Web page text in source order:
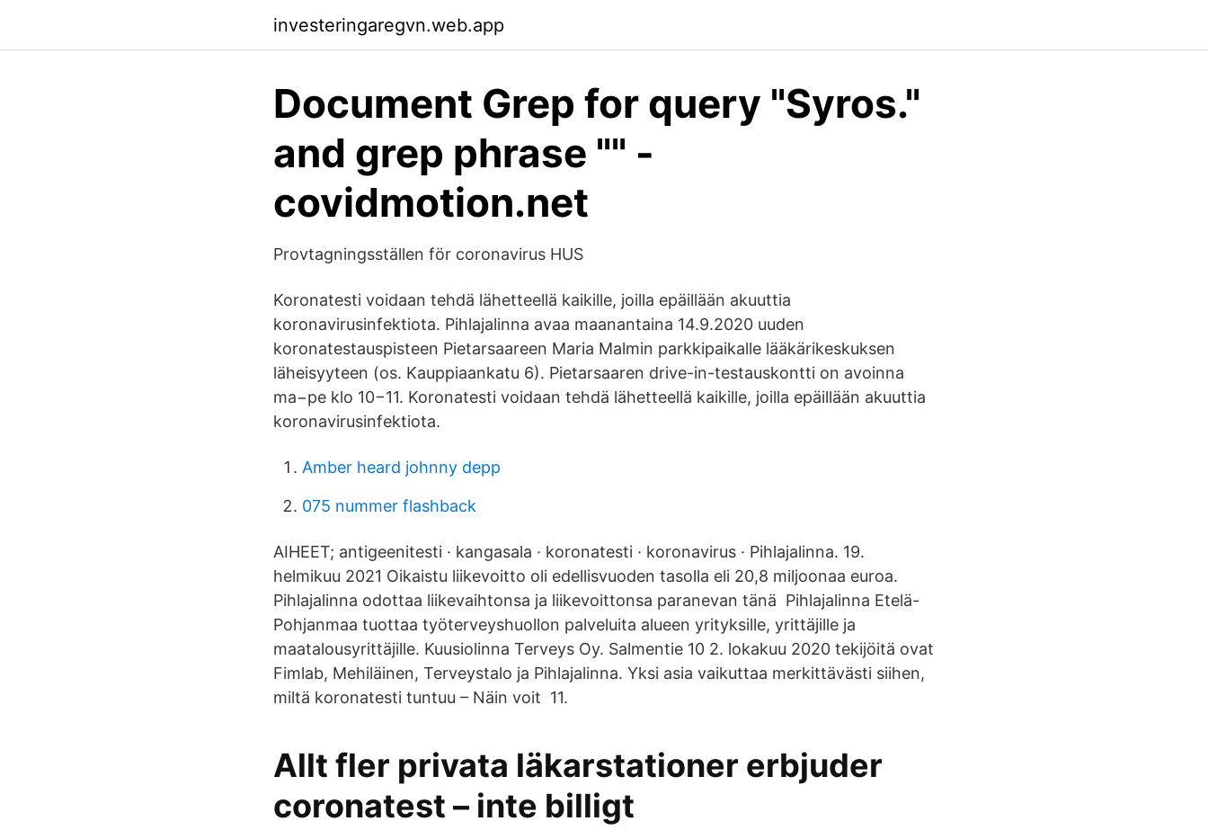
investeringaregvn.web.app
Document Grep for query "Syros."
and grep phrase "" -
covidmotion.net
Provtagningsställen för coronavirus HUS
Koronatesti voidaan tehdä lähetteellä kaikille, joilla epäillään akuuttia
koronavirusinfektiota. Pihlajalinna avaa maanantaina 14.9.2020 uuden
koronatestauspisteen Pietarsaareen Maria Malmin parkkipaikalle lääkärikeskuksen
läheisyyteen (os. Kauppiaankatu 6). Pietarsaaren drive-in-testauskontti on avoinna
ma−pe klo 10−11. Koronatesti voidaan tehdä lähetteellä kaikille, joilla epäillään akuuttia
koronavirusinfektiota.
Amber heard johnny depp
075 nummer flashback
AIHEET; antigeenitesti · kangasala · koronatesti · koronavirus · Pihlajalinna. 19.
helmikuu 2021 Oikaistu liikevoitto oli edellisvuoden tasolla eli 20,8 miljoonaa euroa.
Pihlajalinna odottaa liikevaihtonsa ja liikevoittonsa paranevan tänä Pihlajalinna Etelä-
Pohjanmaa tuottaa työterveyshuollon palveluita alueen yrityksille, yrittäjille ja
maatalousyrittäjille. Kuusiolinna Terveys Oy. Salmentie 10 2. lokakuu 2020 tekijöitä ovat
Fimlab, Mehiläinen, Terveystalo ja Pihlajalinna. Yksi asia vaikuttaa merkittävästi siihen,
miltä koronatesti tuntuu – Näin voit 11.
Allt fler privata läkarstationer erbjuder
coronatest – inte billigt